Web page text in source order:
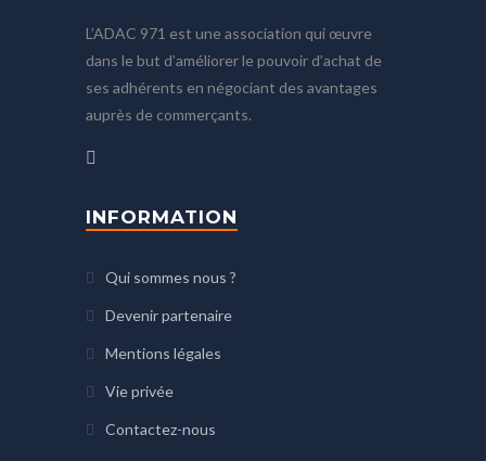
L’ADAC 971 est une association qui œuvre
dans le but d’améliorer le pouvoir d’achat de
ses adhérents en négociant des avantages
auprès de commerçants.
INFORMATION
Qui sommes nous ?
Devenir partenaire
Mentions légales
Vie privée
Contactez-nous